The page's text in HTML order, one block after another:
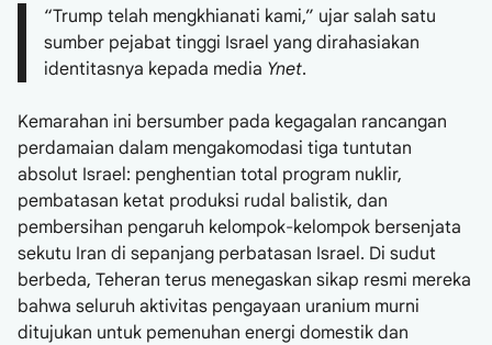
“Trump telah mengkhianati kami,” ujar salah satu
sumber pejabat tinggi Israel yang dirahasiakan
identitasnya kepada media Ynet.
Kemarahan ini bersumber pada kegagalan rancangan
perdamaian dalam mengakomodasi tiga tuntutan
absolut Israel: penghentian total program nuklir,
pembatasan ketat produksi rudal balistik, dan
pembersihan pengaruh kelompok-kelompok bersenjata
sekutu Iran di sepanjang perbatasan Israel. Di sudut
berbeda, Teheran terus menegaskan sikap resmi mereka
bahwa seluruh aktivitas pengayaan uranium murni
ditujukan untuk pemenuhan energi domestik dan